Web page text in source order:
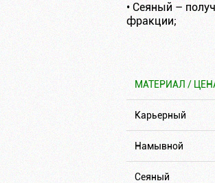
• Сеяный –
фракции;
МАТЕРИАЛ /
Карьерный
Намывной
Сеяный